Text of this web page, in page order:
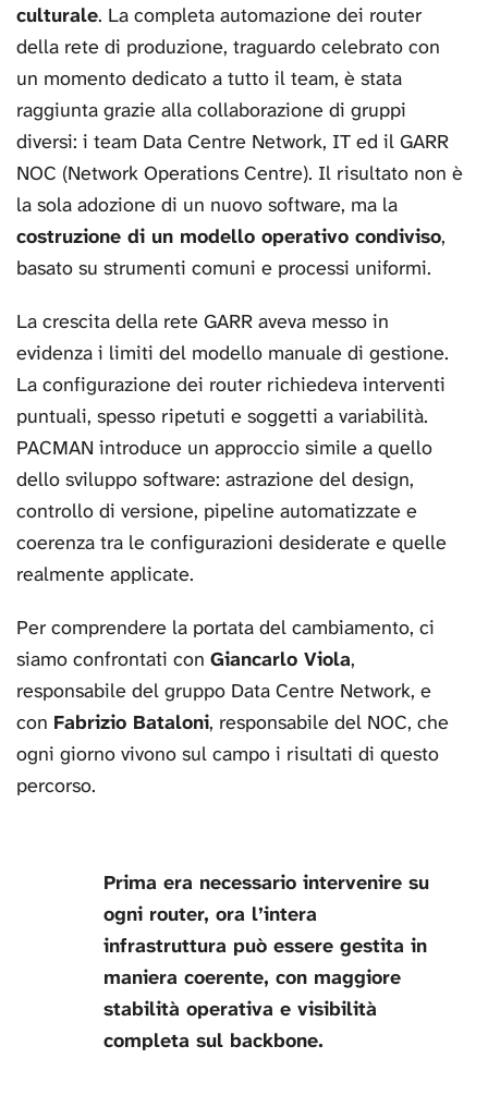
culturale. La completa automazione dei router
della rete di produzione, traguardo celebrato con
un momento dedicato a tutto il team, è stata
raggiunta grazie alla collaborazione di gruppi
diversi: i team Data Centre Network, IT ed il GARR
NOC (Network Operations Centre). Il risultato non è
la sola adozione di un nuovo software, ma la
costruzione di un modello operativo condiviso,
basato su strumenti comuni e processi uniformi.
La crescita della rete GARR aveva messo in
evidenza i limiti del modello manuale di gestione.
La configurazione dei router richiedeva interventi
puntuali, spesso ripetuti e soggetti a variabilità.
PACMAN introduce un approccio simile a quello
dello sviluppo software: astrazione del design,
controllo di versione, pipeline automatizzate e
coerenza tra le configurazioni desiderate e quelle
realmente applicate.
Per comprendere la portata del cambiamento, ci
siamo confrontati con Giancarlo Viola,
responsabile del gruppo Data Centre Network, e
con Fabrizio Bataloni, responsabile del NOC, che
ogni giorno vivono sul campo i risultati di questo
percorso.
Prima era necessario intervenire su
ogni router, ora l’intera
infrastruttura può essere gestita in
maniera coerente, con maggiore
stabilità operativa e visibilità
completa sul backbone.